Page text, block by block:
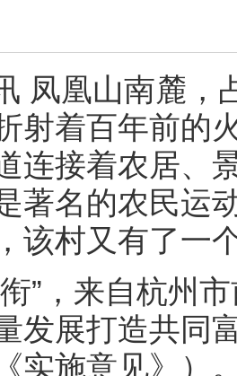
凤凰山南麓，
射着百年前的
连接着农居、
著名的农民运
该村又有了一
”，来自杭州
发展打造共同
实施意见》）